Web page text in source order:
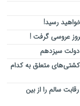
عروسی گرفت !
متعلق به کدام
سالم را از بین